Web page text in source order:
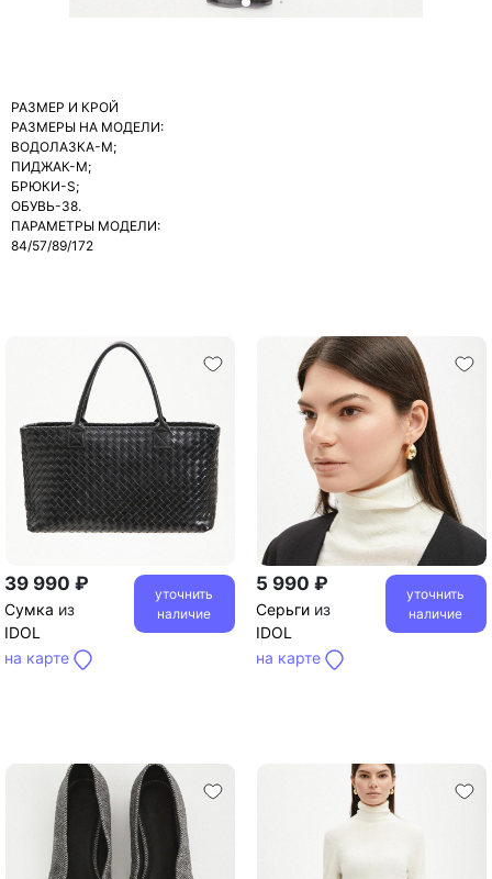
РАЗМЕР И КРОЙ
РАЗМЕРЫ НА МОДЕЛИ:
ВОДОЛАЗКА-М;
ПИДЖАК-М;
БРЮКИ-S;
ОБУВЬ-38.
ПАРАМЕТРЫ МОДЕЛИ:
84/57/89/172
39 990 ₽
Сумка из
IDOL
на карте
уточнить
наличие
5 990 ₽
Серьги из
IDOL
на карте
уточнить
наличие